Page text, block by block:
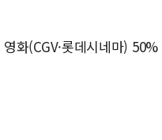
화(CGV·롯데시네마)